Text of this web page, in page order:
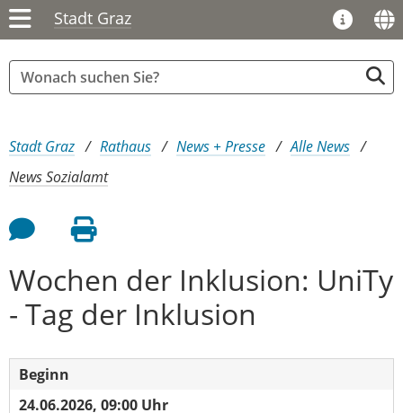
Stadt Graz
Sie sind hier:
Stadt Graz Rathaus News + Presse
Alle News
News Sozialamt
Feedback an Autor
Seite drucken
Wochen der Inklusion: UniTy
- Tag der Inklusion
Beginn
24.06.2026, 09:00 Uhr